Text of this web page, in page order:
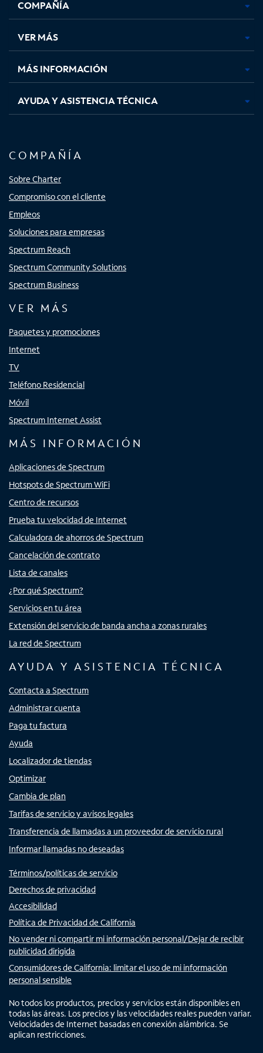
abre
en
pestaña
nueva
abre
en
pestaña
nueva
abre
en
pestaña
nueva
en
nueva
COMPAÑÍA
VER MÁS
MÁS INFORMACIÓN
AYUDA Y ASISTENCIA TÉCNICA
COMPAÑÍA
Sobre Charter
Compromiso con el cliente
Empleos
Soluciones para empresas
Spectrum Reach
Spectrum Community Solutions
Spectrum Business
VER MÁS
Paquetes y promociones
Internet
TV
Teléfono Residencial
Móvil
Spectrum Internet Assist
MÁS INFORMACIÓN
Aplicaciones de Spectrum
Hotspots de Spectrum WiFi
Centro de recursos
Prueba tu velocidad de Internet
Calculadora de ahorros de Spectrum
Cancelación de contrato
Lista de canales
¿Por qué Spectrum?
Servicios en tu área
Extensión del servicio de banda ancha a zonas rurales
La red de Spectrum
AYUDA Y ASISTENCIA TÉCNICA
Contacta a Spectrum
Administrar cuenta
Paga tu factura
Ayuda
Localizador de tiendas
Optimizar
Cambia de plan
Tarifas de servicio y avisos legales
Transferencia de llamadas a un proveedor de servicio rural
Informar llamadas no deseadas
Términos/políticas de servicio
Derechos de privacidad
Accesibilidad
Política de Privacidad de California
No vender ni compartir mi información personal/Dejar de recibir
publicidad dirigida
Consumidores de California: limitar el uso de mi información
personal sensible
No todos los productos, precios y servicios están disponibles en
todas las áreas. Los precios y las velocidades reales pueden variar.
Velocidades de Internet basadas en conexión alámbrica. Se
aplican restricciones.